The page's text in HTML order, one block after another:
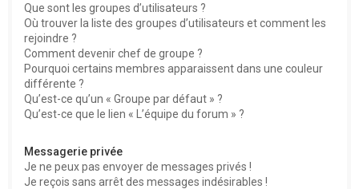
Que sont les groupes d’utilisateurs ?
Où trouver la liste des groupes d’utilisateurs et comment les
rejoindre ?
Comment devenir chef de groupe ?
Pourquoi certains membres apparaissent dans une couleur
différente ?
Qu’est-ce qu’un « Groupe par défaut » ?
Qu’est-ce que le lien « L’équipe du forum » ?
Messagerie privée
Je ne peux pas envoyer de messages privés !
Je reçois sans arrêt des messages indésirables !